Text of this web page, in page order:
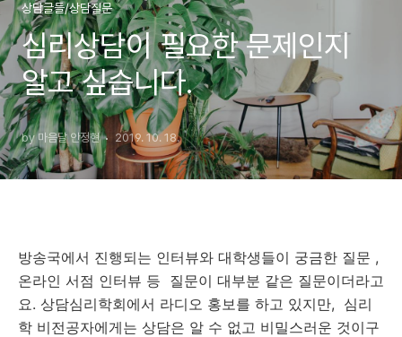
상담글들/상담질문
심리상담이 필요한 문제인지
알고 싶습니다.
by 마음달 안정현 2019. 10. 18.
방송국에서 진행되는 인터뷰와 대학생들이 궁금한 질문 ,
온라인 서점 인터뷰 등 질문이 대부분 같은 질문이더라고
요. 상담심리학회에서 라디오 홍보를 하고 있지만, 심리
학 비전공자에게는 상담은 알 수 없고 비밀스러운 것이구